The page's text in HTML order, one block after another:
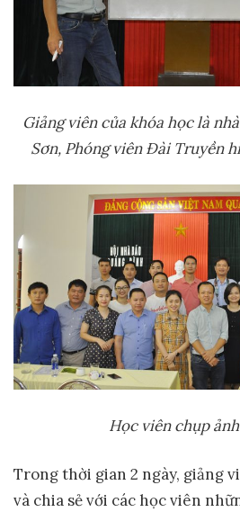
Giảng viên của khóa học là
Sơn, Phóng viên Đài Truyền
Học viên chụp
Trong thời gian 2 ngày, giảng
và chia sẻ với các học viên